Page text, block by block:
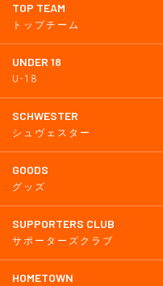
TOP TEAM
トップチーム
UNDER 18
U-18
SCHWESTER
シュヴェスター
GOODS
グッズ
SUPPORTERS CLUB
サポーターズクラブ
HOMETOWN